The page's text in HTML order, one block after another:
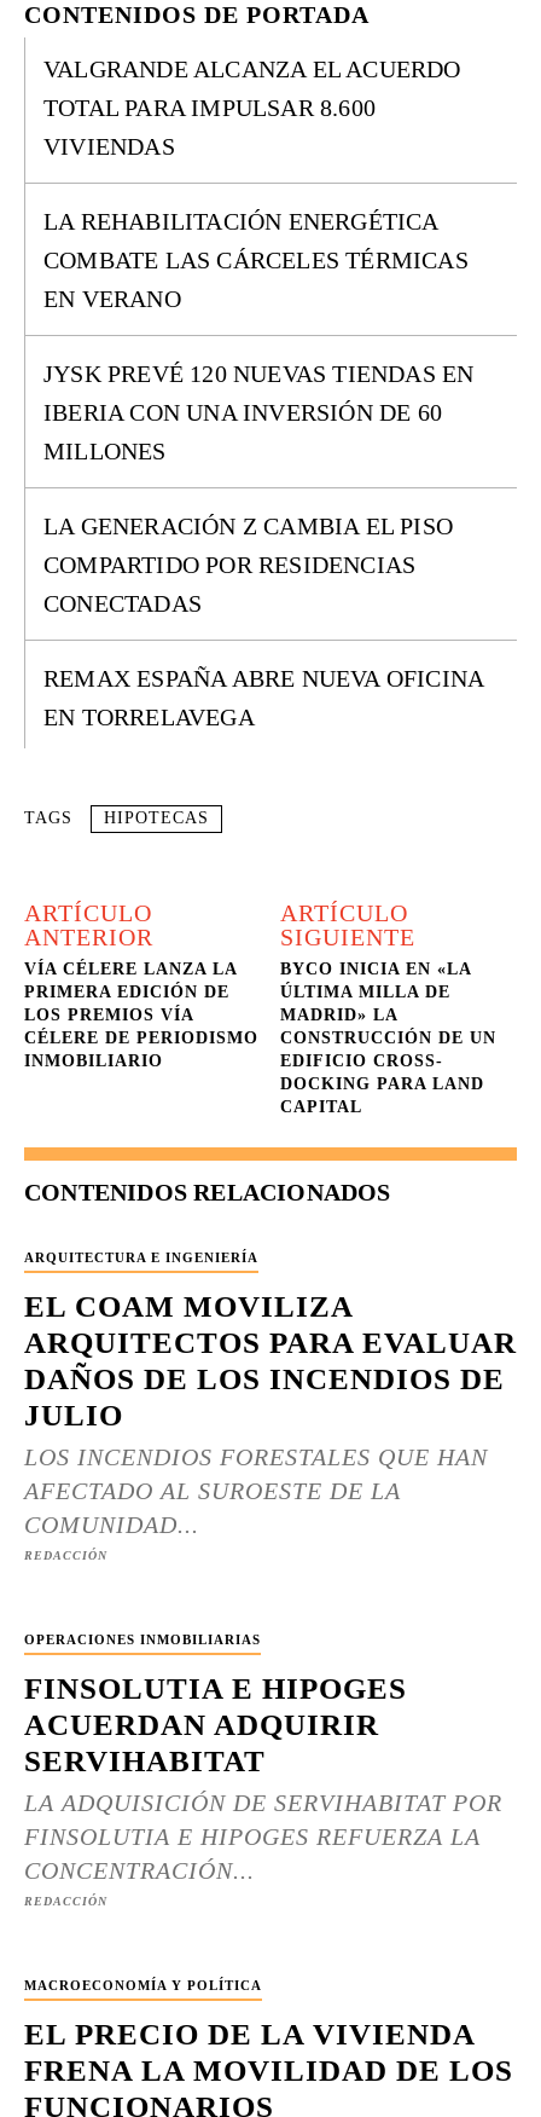
CONTENIDOS DE PORTADA
VALGRANDE ALCANZA EL ACUERDO
TOTAL PARA IMPULSAR 8.600
VIVIENDAS
LA REHABILITACIÓN ENERGÉTICA
COMBATE LAS CÁRCELES TÉRMICAS
EN VERANO
JYSK PREVÉ 120 NUEVAS TIENDAS EN
IBERIA CON UNA INVERSIÓN DE 60
MILLONES
LA GENERACIÓN Z CAMBIA EL PISO
COMPARTIDO POR RESIDENCIAS
CONECTADAS
REMAX ESPAÑA ABRE NUEVA OFICINA
EN TORRELAVEGA
TAGS HIPOTECAS
ARTÍCULO
ANTERIOR
VÍA CÉLERE LANZA LA
PRIMERA EDICIÓN DE
LOS PREMIOS VÍA
CÉLERE DE PERIODISMO
INMOBILIARIO
ARTÍCULO
SIGUIENTE
BYCO INICIA EN «LA
ÚLTIMA MILLA DE
MADRID» LA
CONSTRUCCIÓN DE UN
EDIFICIO CROSS-
DOCKING PARA LAND
CAPITAL
CONTENIDOS RELACIONADOS
ARQUITECTURA E INGENIERÍA
EL COAM MOVILIZA
ARQUITECTOS PARA EVALUAR
DAÑOS DE LOS INCENDIOS DE
JULIO
LOS INCENDIOS FORESTALES QUE HAN
AFECTADO AL SUROESTE DE LA
COMUNIDAD...
REDACCIÓN
OPERACIONES INMOBILIARIAS
FINSOLUTIA E HIPOGES
ACUERDAN ADQUIRIR
SERVIHABITAT
LA ADQUISICIÓN DE SERVIHABITAT POR
FINSOLUTIA E HIPOGES REFUERZA LA
CONCENTRACIÓN...
REDACCIÓN
MACROECONOMÍA Y POLÍTICA
EL PRECIO DE LA VIVIENDA
FRENA LA MOVILIDAD DE LOS
FUNCIONARIOS